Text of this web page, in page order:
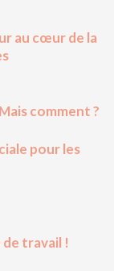
au cœur de la
comment ?
pour les
travail !